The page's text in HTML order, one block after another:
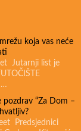
koja vas neće
Jutarnji list je
…
pozdrav “Za Dom –
Predsjednici